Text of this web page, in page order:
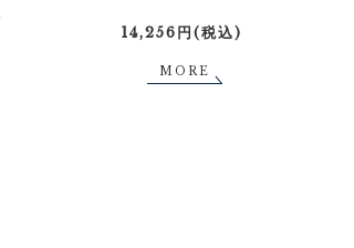
14,256円(税込)
MORE